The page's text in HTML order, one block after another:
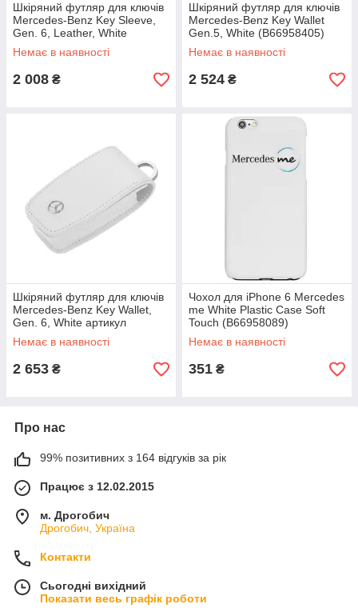
Шкіряний футляр для ключів
Mercedes-Benz Key Sleeve,
Gen. 6, Leather, White
(B66958413)
Немає в наявності
2 008 ₴
Шкіряний футляр для ключів
Mercedes-Benz Key Wallet
Gen.5, White (B66958405)
Немає в наявності
2 524 ₴
Шкіряний футляр для ключів
Mercedes-Benz Key Wallet,
Gen. 6, White артикул
B66958409
Немає в наявності
2 653 ₴
Чохол для iPhone 6 Mercedes
me White Plastic Case Soft
Touch (B66958089)
Немає в наявності
351 ₴
Про нас
99% позитивних з 164 відгуків за рік
Працює з 12.02.2015
м. Дрогобич
Дрогобич, Україна
Контакти
Сьогодні вихідний
Показати весь графік роботи